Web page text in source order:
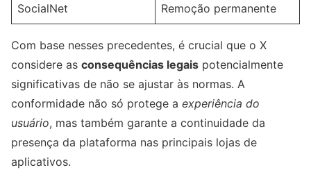
SocialNet Remoção permanente
Com base nesses precedentes, é crucial que o X
considere as consequências legais potencialmente
significativas de não se ajustar às normas. A
conformidade não só protege a experiência do
usuário, mas também garante a continuidade da
presença da plataforma nas principais lojas de
aplicativos.